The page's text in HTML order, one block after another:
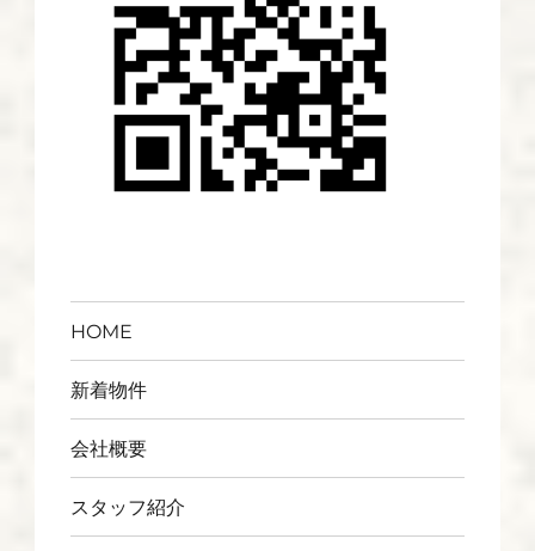
HOME
新着物件
会社概要
スタッフ紹介